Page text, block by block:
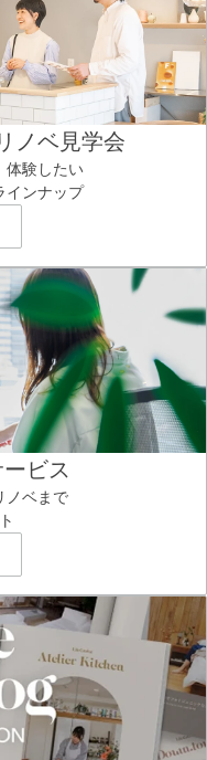
ノベ見学会
体験したい
インナップ
ビス
ノベまで